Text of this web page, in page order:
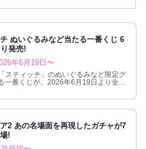
ぬいぐるみなど当たる一番くじ 6
発売!
年6月19日〜
スティッチ」のぬいぐるみなど限定グ
一番くじが、2026年6月19日より全国
2 あの名場面を再現したガチャが7
!